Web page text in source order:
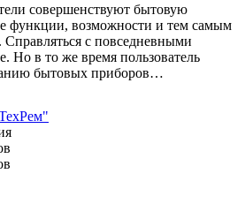
совершенствуют бытовую
функции, возможности и тем самым
с повседневными
Но в то же время пользователь
бытовых приборов…